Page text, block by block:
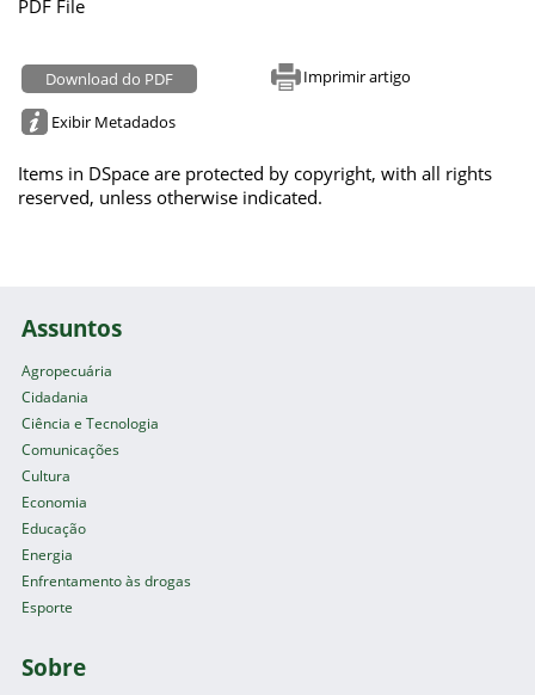
PDF File
Download do PDF Imprimir artigo
Exibir Metadados
Items in DSpace are protected by copyright, with all rights
reserved, unless otherwise indicated.
Assuntos
Agropecuária
Cidadania
Ciência e Tecnologia
Comunicações
Cultura
Economia
Educação
Energia
Enfrentamento às drogas
Esporte
Sobre